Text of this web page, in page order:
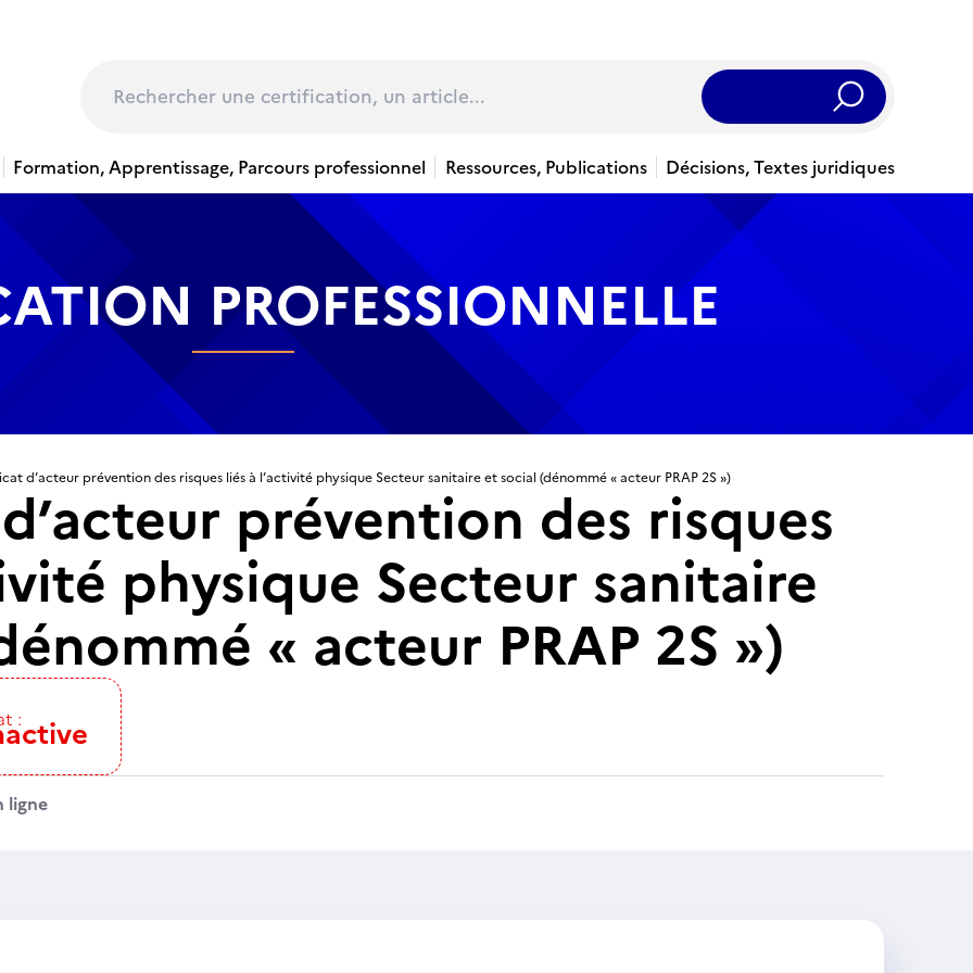
Rechercher
Formation, Apprentissage, Parcours professionnel Ressources, Publications Décisions, Textes juridiques
PROFESSIONNELLE
d’acteur prévention des risques liés à l’activité physique Secteur sanitaire et social (dénommé « acteur PRAP 2S »)
prévention des risques
physique Secteur sanitaire
« acteur PRAP 2S »)
:
ligne